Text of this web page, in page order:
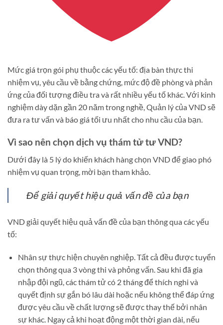
Mức giá trọn gói phụ thuộc các yếu tố: địa bàn thực thi
nhiệm vụ, yêu cầu về bằng chứng, mức độ đề phòng và phản
ứng của đối tượng điều tra và rất nhiều yếu tố khác. Với kinh
nghiệm dày dặn gần 20 năm trong nghề, Quản lý của VND sẽ
đưa ra tư vấn và báo giá tối ưu nhất cho nhu cầu của bạn.
Vì sao nên chọn dịch vụ thám tử tư VND?
Dưới đây là 5 lý do khiến khách hàng chọn VND để giao phó
nhiệm vụ quan trọng, mời bạn tham khảo.
Để giải quyết hiệu quả vấn đề của bạn
VND giải quyết hiệu quả vấn đề của bạn thông qua các yếu
tố:
Nhân sự thực hiện chuyên nghiệp. Tất cả đều được tuyển
chọn thông qua 3 vòng thi và phỏng vấn. Sau khi đã gia
nhập đội ngũ, các thám tử có 2 tháng để thích nghi và
quyết định sự gắn bó lâu dài hoặc nếu không thể đáp ứng
được yêu cầu về chất lượng sẽ được thay thế bởi nhân
sự khác. Ngay cả khi hoạt động một thời gian dài, nếu